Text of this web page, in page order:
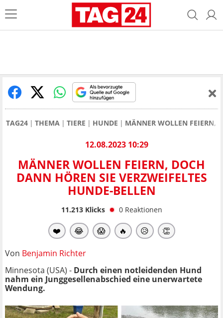
TAG24 THEMA TIERE HUNDE MÄNNER WOLLEN FEIERN,
12.08.2023 10:29
MÄNNER WOLLEN FEIERN, DOCH
DANN HÖREN SIE VERZWEIFELTES
HUNDE-BELLEN
11.213Klicks 0 Reaktionen
❤️ 😂 😱 🔥 😥 👏
Von Benjamin Richter
Minnesota (USA) - Durch einen notleidenden Hund
nahm ein Junggesellenabschied eine unerwartete
Wendung.